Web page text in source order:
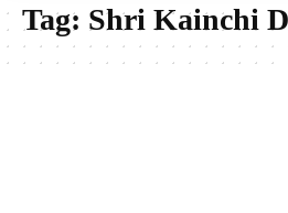
Tag: Shri Kainchi